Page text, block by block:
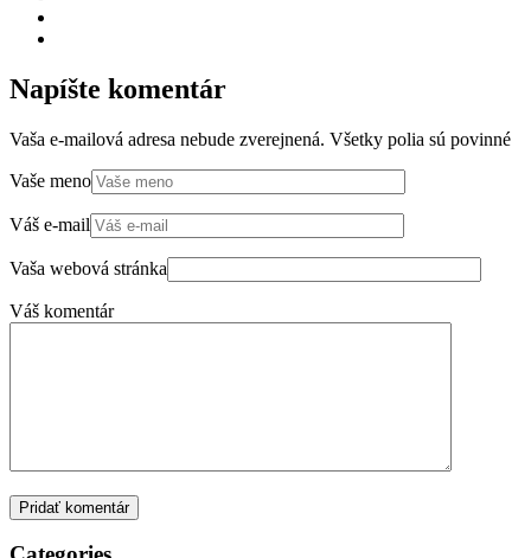
Napíšte komentár
Vaša e-mailová adresa nebude zverejnená. Všetky polia sú povinné
Vaše meno
Váš e-mail
Vaša webová stránka
Váš komentár
Pridať komentár